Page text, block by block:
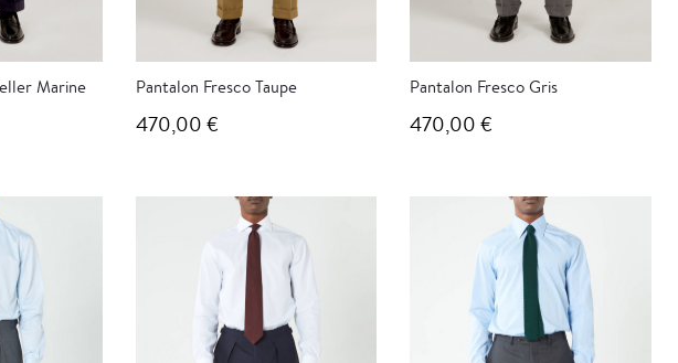
Marine Pantalon Fresco Taupe
470,00 €
Pantalon Fresco Gris
470,00 €